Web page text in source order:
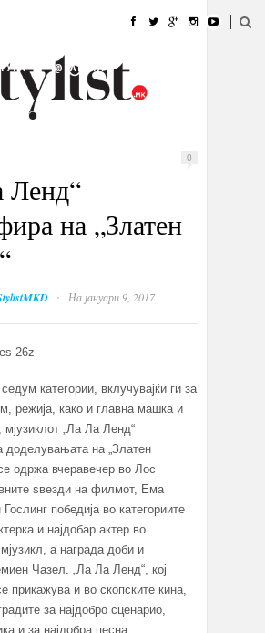
УБАВИНА
@РАБОТА
ИЗЛОГ
0
Ленд“
на „Златен
· На јануари 9, 2017
категории, вклучувајќи ги за
режија, како и главна машка и
мјузиклот „Ла Ла Ленд“
доделувањата на „Златен
одржа вчеравечер во Лос
ѕвезди на филмот, Ема
победија во категориите
и најдобар актер во
а награда доби и
Чазел. „Ла Ла Ленд“, кој
прикажува и во скопските кина,
за најдобро сценарио,
и за најдобра песна.